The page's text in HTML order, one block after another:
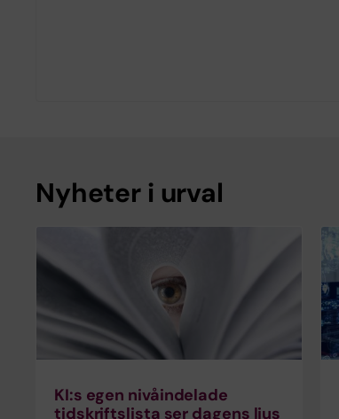
Nyheter i urval
KI:s egen nivåindelade
tidskriftslista ser dagens ljus